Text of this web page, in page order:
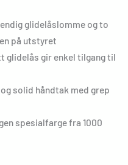
glidelåslomme og to
på utstyret
glidelås gir enkel tilgang til
solid håndtak med grep
spesialfarge fra 1000